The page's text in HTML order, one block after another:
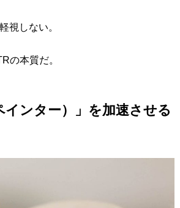
視しない。
の本質だ。
インター）」を加速させる